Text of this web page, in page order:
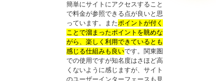
簡単にサイトにアクセスすること
で料金が参照できる点が良いと思
っています。またポイントが付く
ことで溜まったポイントを眺めな
がら、楽しく利用できているとも
感じる仕組みも良いです。関東圏
での使用ですが知名度はさほど高
くないように感じますが、サイト
のユーザーインターフェースも見